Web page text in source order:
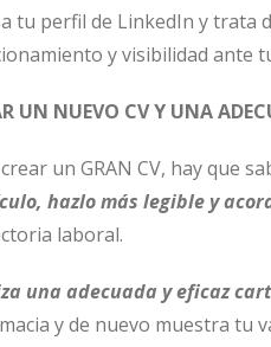
tu perfil de LinkedIn y trata
y visibilidad ante
UN NUEVO CV Y UNA
un GRAN CV, hay que
hazlo más legible y
laboral.
una adecuada y eficaz
y de nuevo muestra tu